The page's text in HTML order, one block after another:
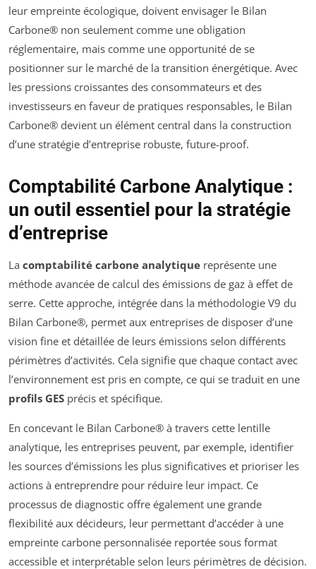
leur empreinte écologique, doivent envisager le Bilan
Carbone® non seulement comme une obligation
réglementaire, mais comme une opportunité de se
positionner sur le marché de la transition énergétique. Avec
les pressions croissantes des consommateurs et des
investisseurs en faveur de pratiques responsables, le Bilan
Carbone® devient un élément central dans la construction
d’une stratégie d’entreprise robuste, future-proof.
Comptabilité Carbone Analytique :
un outil essentiel pour la stratégie
d’entreprise
La comptabilité carbone analytique représente une
méthode avancée de calcul des émissions de gaz à effet de
serre. Cette approche, intégrée dans la méthodologie V9 du
Bilan Carbone®, permet aux entreprises de disposer d’une
vision fine et détaillée de leurs émissions selon différents
périmètres d’activités. Cela signifie que chaque contact avec
l’environnement est pris en compte, ce qui se traduit en une
profils GES précis et spécifique.
En concevant le Bilan Carbone® à travers cette lentille
analytique, les entreprises peuvent, par exemple, identifier
les sources d’émissions les plus significatives et prioriser les
actions à entreprendre pour réduire leur impact. Ce
processus de diagnostic offre également une grande
flexibilité aux décideurs, leur permettant d’accéder à une
empreinte carbone personnalisée reportée sous format
accessible et interprétable selon leurs périmètres de décision.